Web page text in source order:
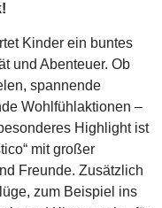
Kinder ein buntes
und Abenteuer. Ob
spannende
Wohlfühlaktionen –
Highlight ist
mit großer
Freunde. Zusätzlich
zum Beispiel ins